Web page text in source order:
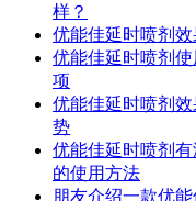
样？
优能佳延时喷剂
优能佳延时喷剂
项
优能佳延时喷剂
势
优能佳延时喷剂
的使用方法
朋友介绍一款优